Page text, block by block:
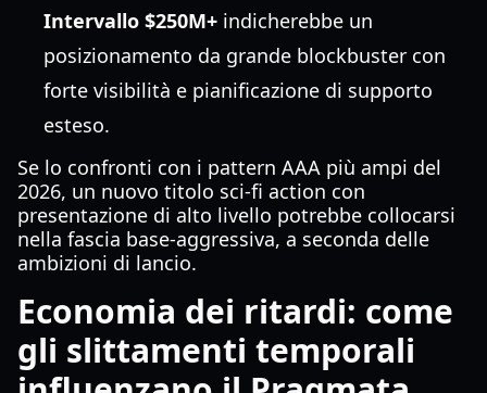
Intervallo $250M+ indicherebbe un
posizionamento da grande blockbuster con
forte visibilità e pianificazione di supporto
esteso.
Se lo confronti con i pattern AAA più ampi del
2026, un nuovo titolo sci-fi action con
presentazione di alto livello potrebbe collocarsi
nella fascia base-aggressiva, a seconda delle
ambizioni di lancio.
Economia dei ritardi: come
gli slittamenti temporali